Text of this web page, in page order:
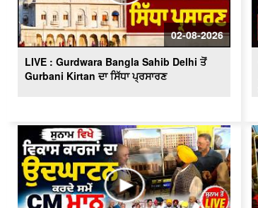
02-08-2026
LIVE : Gurdwara Bangla Sahib Delhi ਤੋਂ
Gurbani Kirtan ਦਾ ਸਿੱਧਾ ਪ੍ਰਸਾਰਣ